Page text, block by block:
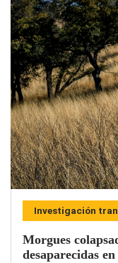
Investigación
Morgues
desaparecidas